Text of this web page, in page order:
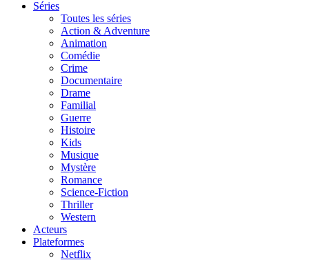
Séries
Toutes les séries
Action & Adventure
Animation
Comédie
Crime
Documentaire
Drame
Familial
Guerre
Histoire
Kids
Musique
Mystère
Romance
Science-Fiction
Thriller
Western
Acteurs
Plateformes
Netflix